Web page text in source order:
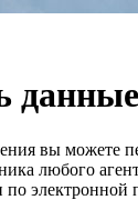
вы можете
любого
электронной